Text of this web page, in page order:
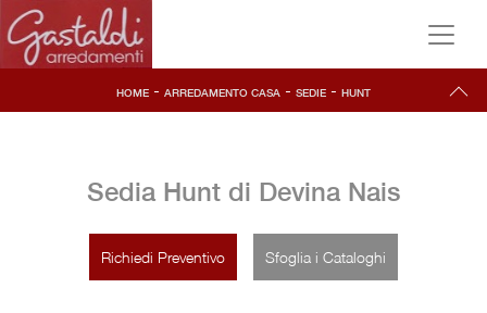
HOME - ARREDAMENTO CASA - SEDIE - HUNT
Sedia Hunt di Devina Nais
Richiedi Preventivo Sfoglia i Cataloghi